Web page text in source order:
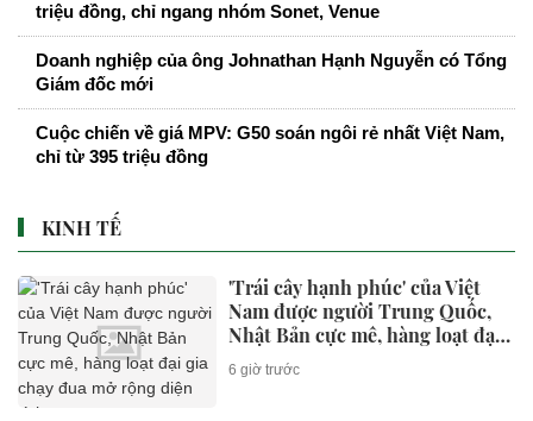
triệu đồng, chỉ ngang nhóm Sonet, Venue
Doanh nghiệp của ông Johnathan Hạnh Nguyễn có Tổng
Giám đốc mới
Cuộc chiến về giá MPV: G50 soán ngôi rẻ nhất Việt Nam,
chỉ từ 395 triệu đồng
KINH TẾ
'Trái cây hạnh phúc' của Việt
Nam được người Trung Quốc,
Nhật Bản cực mê, hàng loạt đại
gia chạy đua mở rộng diện tích
6 giờ trước